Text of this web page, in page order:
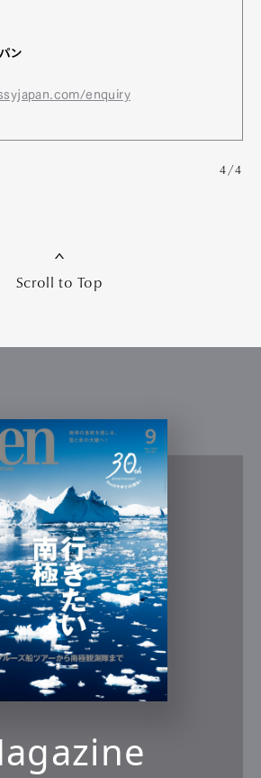
パン
enquiry
4/4
Scroll to Top